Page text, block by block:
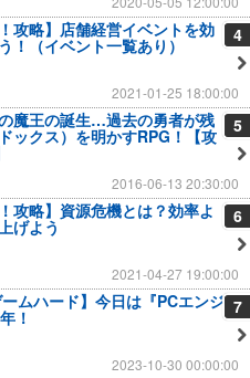
4
攻略】店舗経営イベントを効
！（イベント一覧あり）
2021-01-25 18:00:00
5
魔王の誕生…過去の勇者が残
ックス）を明かすRPG！【攻
2016-06-13 20:30:00
6
攻略】資源危機とは？効率よ
げよう
2021-04-27 19:00:00
7
ームハード】今日は『PCエンジ
！
2023-10-30 00:00:00